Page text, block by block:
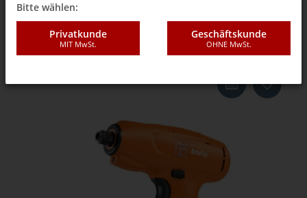
Fein Accu Tec Set ASM 18-
8PC/N00 18V o.A.
Bitte wählen:
Privatkunde
MIT MwSt.
Geschäftskunde
OHNE MwSt.